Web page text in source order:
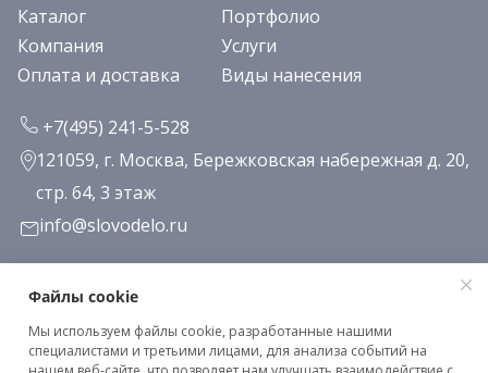
Каталог
Портфолио
Компания
Услуги
Оплата и доставка
Виды нанесения
+7(495) 241-5-528
121059, г. Москва, Бережковская набережная д. 20,
стр. 64, 3 этаж
info@slovodelo.ru
Заказать звонок
Подписаться на рассылку
Файлы cookie
Мы используем файлы cookie, разработанные нашими
специалистами и третьими лицами, для анализа событий на